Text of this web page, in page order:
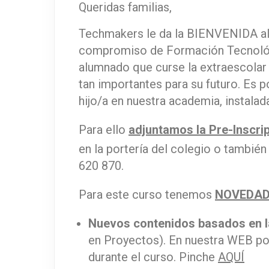
Queridas familias,
Techmakers le da la BIENVENIDA
compromiso de Formación
alumnado que curse la
tan importantes para su futuro. Es
hijo/a en nuestra academia,
Para ello adjuntamos la Pre-
en la portería del colegio o
620 870.
Para este curso tenemos
Nuevos contenidos basados en
en Proyectos). En nuestra WEB
durante el curso. Pinche AQUÍ